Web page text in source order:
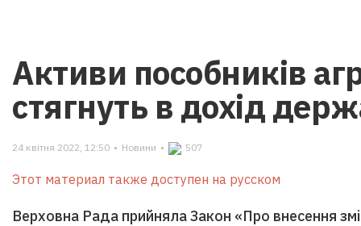
Активи пособників
стягнуть в дохід
24 квітня 2022, 12:50 • Новини • 507
Этот материал также доступен на русском
Верховна Рада прийняла Закон «Про внесення